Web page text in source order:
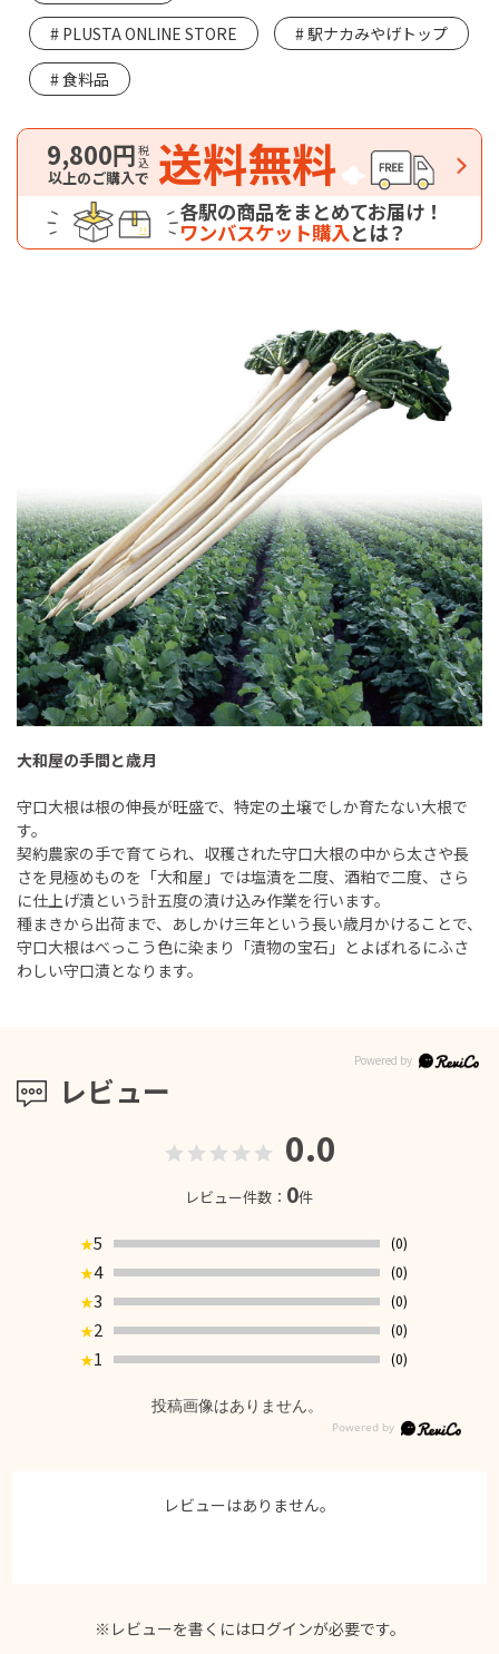
大和屋の手間と歳月
守口大根は根の伸長が旺盛で、特定の土壌でしか育たない大根で
す。
契約農家の手で育てられ、収穫された守口大根の中から太さや長
さを見極めものを「大和屋」では塩漬を二度、酒粕で二度、さら
に仕上げ漬という計五度の漬け込み作業を行います。
種まきから出荷まで、あしかけ三年という長い歳月かけることで、
守口大根はべっこう色に染まり「漬物の宝石」とよばれるにふさ
わしい守口漬となります。
レビュー
0.0
レビュー件数： 0件
★5
(0)
★4
(0)
★3
(0)
★2
(0)
★1 (0)
投稿画像はありません。
レビューはありません。
※レビューを書くにはログインが必要です。
PLUSTA ONLINE STORE 駅ナカみやげトップ
食料品
9,800円税込
以上のご購入で 送料無料
各駅の商品をまとめてお届け！
ワンバスケット購入とは？